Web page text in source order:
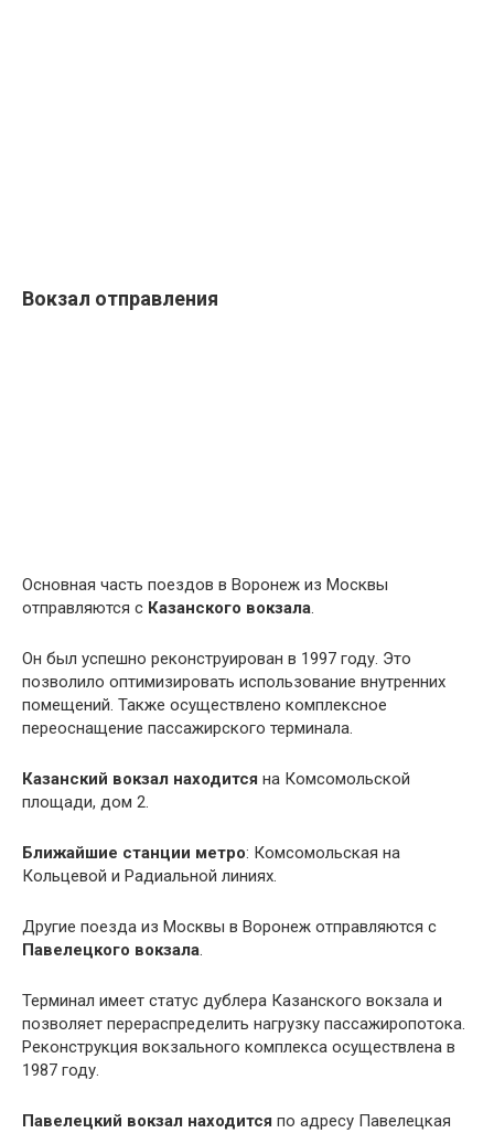
Вокзал отправления
Основная часть поездов в Воронеж из Москвы
отправляются с Казанского вокзала.
Он был успешно реконструирован в 1997 году. Это
позволило оптимизировать использование внутренних
помещений. Также осуществлено комплексное
переоснащение пассажирского терминала.
Казанский вокзал находится на Комсомольской
площади, дом 2.
Ближайшие станции метро: Комсомольская на
Кольцевой и Радиальной линиях.
Другие поезда из Москвы в Воронеж отправляются с
Павелецкого вокзала.
Терминал имеет статус дублера Казанского вокзала и
позволяет перераспределить нагрузку пассажиропотока.
Реконструкция вокзального комплекса осуществлена в
1987 году.
Павелецкий вокзал находится по адресу Павелецкая